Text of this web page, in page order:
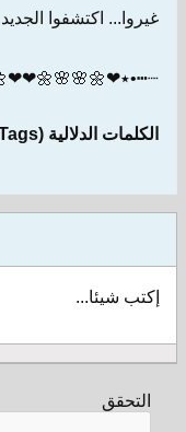
غيروا... اكتشفوا
الكلمات الدلالية (Tags):
إكتب شيئا...
التحقق